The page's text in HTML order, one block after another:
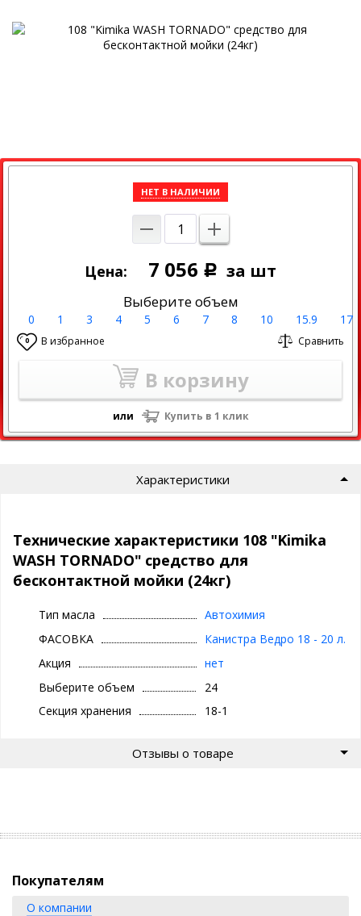
НЕТ В НАЛИЧИИ
Цена: 7 056 Р за шт
Выберите объем
0 1 3 4 5 6 7 8 10 15.9 17
0 В избранное Сравнить
В корзину
или Купить в 1 клик
Характеристики
Технические характеристики 108 "Kimika
WASH TORNADO" средство для
бесконтактной мойки (24кг)
Тип масла
Автохимия
ФАСОВКА
Канистра Ведро 18 - 20 л.
Акция
нет
Выберите объем
24
Секция хранения
18-1
Отзывы о товаре
Покупателям
О компании